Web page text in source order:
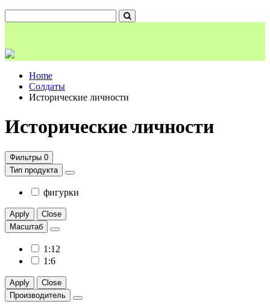
Home
Солдаты
Исторические личности
Исторические личности
Фильтры 0
Тип продукта
фигурки
Apply
Close
Масштаб
1:12
1:6
Apply
Close
Производитель